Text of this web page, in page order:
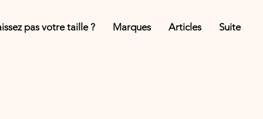
pas votre taille ? Marques Articles Suite